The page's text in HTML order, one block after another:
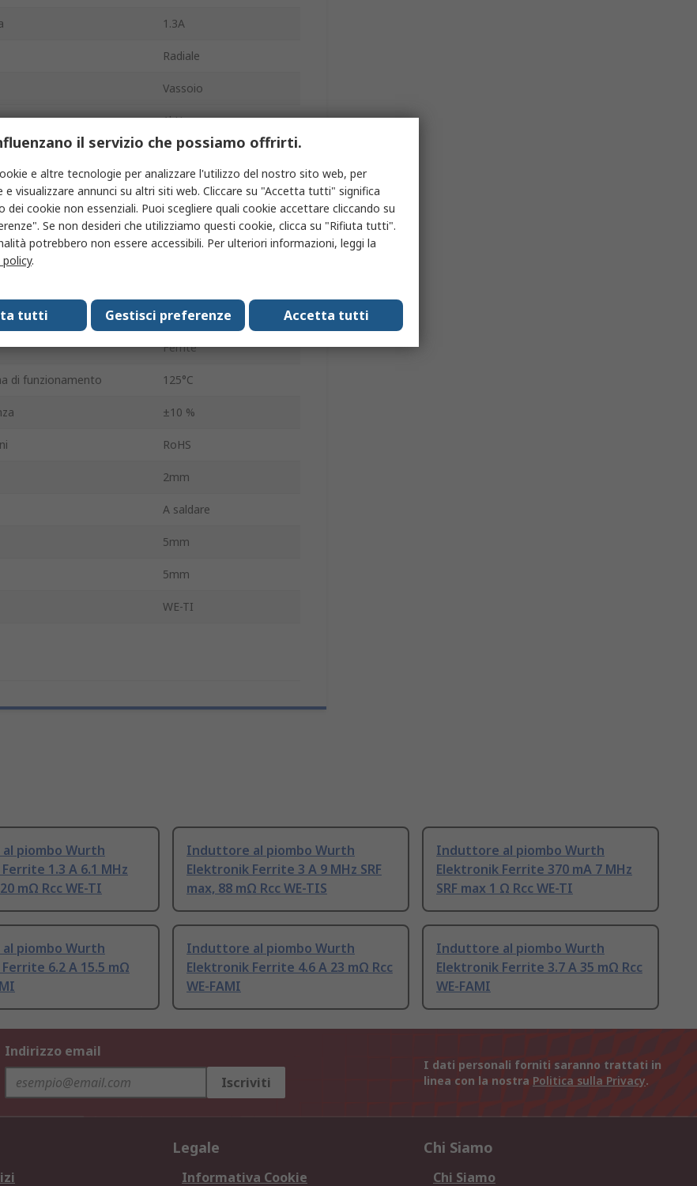
1.3A
Radiale
Vassoio
1kHz
100mΩ
8.3mm
No
0.7mm
-40°C
Ferrite
di funzionamento 125°C
±10 %
RoHS
2mm
A saldare
5mm
5mm
WE-TI
piombo Wurth
1.3 A 6.1 MHz
mΩ Rcc WE-TI
Induttore al piombo Wurth
Elektronik Ferrite 3 A 9 MHz SRF
max, 88 mΩ Rcc WE-TIS
Induttore al piombo Wurth
Elektronik Ferrite 370 mA 7 MHz
SRF max 1 Ω Rcc WE-TI
piombo Wurth
6.2 A 15.5 mΩ
Induttore al piombo Wurth
Elektronik Ferrite 4.6 A 23 mΩ Rcc
WE-FAMI
Induttore al piombo Wurth
Elektronik Ferrite 3.7 A 35 mΩ Rcc
WE-FAMI
Indirizzo email
Iscriviti
I dati personali forniti saranno trattati in
linea con la nostra Politica sulla Privacy.
Legale
Informativa Cookie
Chi Siamo
Chi Siamo
il servizio che possiamo offrirti.
e altre tecnologie per analizzare l'utilizzo del nostro sito web, per
e visualizzare annunci su altri siti web. Cliccare su "Accetta tutti" significa
dei cookie non essenziali. Puoi scegliere quali cookie accettare cliccando su
Se non desideri che utilizziamo questi cookie, clicca su "Rifiuta tutti".
potrebbero non essere accessibili. Per ulteriori informazioni, leggi la
.
Accetta tutti
Gestisci preferenze
tutti